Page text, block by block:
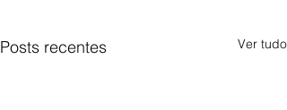
Posts recentes Ver tudo